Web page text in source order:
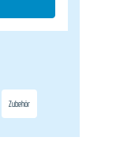
Zubehör